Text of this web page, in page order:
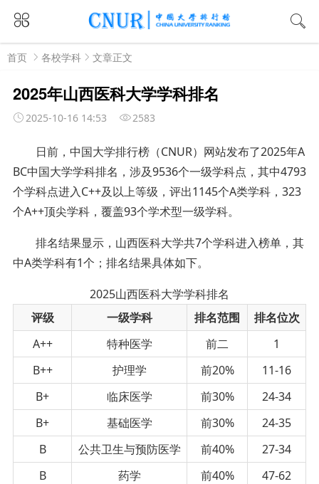
首页 各校学科 文章正文
2025年山西医科大学学科排名
2025-10-16 14:53 2583
日前，中国大学排行榜（CNUR）网站发布了2025年A
BC中国大学学科排名，涉及9536个一级学科点，其中4793
个学科点进入C++及以上等级，评出1145个A类学科，323
个A++顶尖学科，覆盖93个学术型一级学科。
排名结果显示，山西医科大学共7个学科进入榜单，其
中A类学科有1个；排名结果具体如下。
2025山西医科大学学科排名
评级
一级学科 排名范围
排名位次
A++
特种医学 前二
1
B++
护理学 前20%
11-16
B+
临床医学 前30%
24-34
B+
基础医学 前30%
24-35
B
公共卫生与预防医学 前40%
27-34
B
药学 前40%
47-62